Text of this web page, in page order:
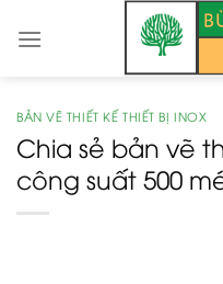
BẢN VẼ THIẾT KẾ THIẾT BỊ INOX
Chia sẻ bản vẽ
công suất 500